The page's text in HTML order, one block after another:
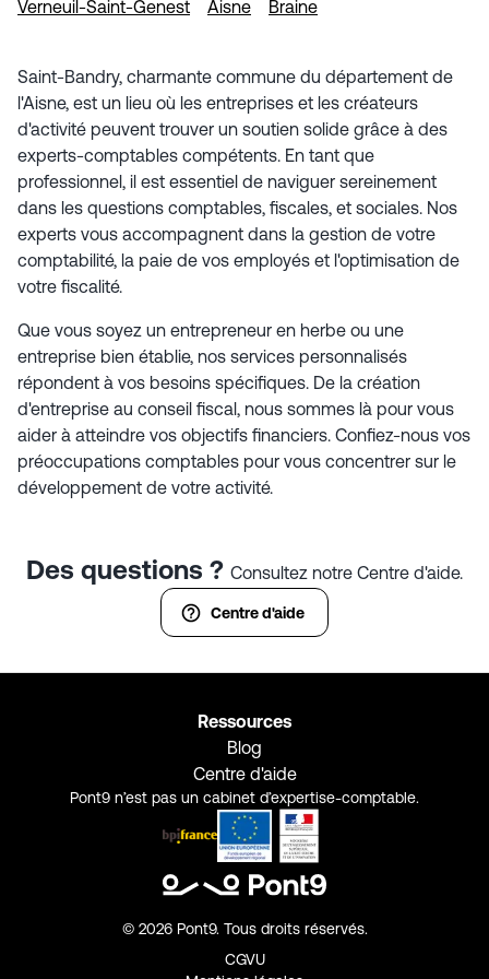
Verneuil-Saint-Genest
Aisne Braine
Saint-Bandry, charmante commune du département de
l'Aisne, est un lieu où les entreprises et les créateurs
d'activité peuvent trouver un soutien solide grâce à des
experts-comptables compétents. En tant que
professionnel, il est essentiel de naviguer sereinement
dans les questions comptables, fiscales, et sociales. Nos
experts vous accompagnent dans la gestion de votre
comptabilité, la paie de vos employés et l'optimisation de
votre fiscalité.
Que vous soyez un entrepreneur en herbe ou une
entreprise bien établie, nos services personnalisés
répondent à vos besoins spécifiques. De la création
d'entreprise au conseil fiscal, nous sommes là pour vous
aider à atteindre vos objectifs financiers. Confiez-nous vos
préoccupations comptables pour vous concentrer sur le
développement de votre activité.
Des questions ? Consultez notre Centre d'aide.
Centre d'aide
Ressources
Blog
Centre d'aide
Pont9 n’est pas un cabinet d’expertise-comptable.
© 2026Pont9. Tous droits réservés.
CGVU